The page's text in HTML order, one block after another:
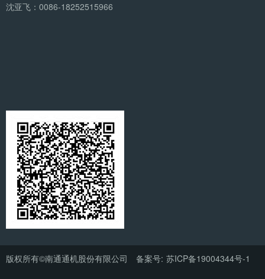
沈亚飞：0086-18252515966
版权所有©南通通机股份有限公司 备案号: 苏ICP备19004344号-1